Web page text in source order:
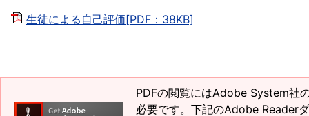
生徒による自己評価[PDF：38KB]
PDFの閲覧にはAdobe System社
必要です。下記のAdobe Reader